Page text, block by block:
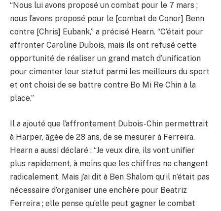
“Nous lui avons proposé un combat pour le 7 mars ;
nous l’avons proposé pour le [combat de Conor] Benn
contre [Chris] Eubank,” a précisé Hearn. “C’était pour
affronter Caroline Dubois, mais ils ont refusé cette
opportunité de réaliser un grand match d’unification
pour cimenter leur statut parmi les meilleurs du sport
et ont choisi de se battre contre Bo Mi Re Chin à la
place.”
Il a ajouté que l’affrontement Dubois-Chin permettrait
à Harper, âgée de 28 ans, de se mesurer à Ferreira.
Hearn a aussi déclaré : “Je veux dire, ils vont unifier
plus rapidement, à moins que les chiffres ne changent
radicalement. Mais j’ai dit à Ben Shalom qu’il n’était pas
nécessaire d’organiser une enchère pour Beatriz
Ferreira ; elle pense qu’elle peut gagner le combat